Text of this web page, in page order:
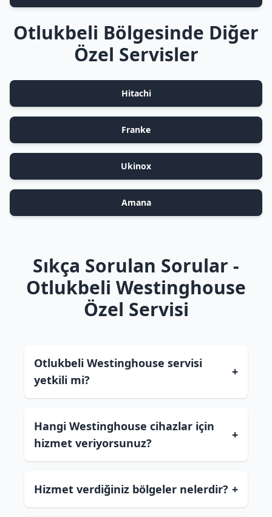
Otlukbeli Bölgesinde Diğer
Özel Servisler
Hitachi
Franke
Ukinox
Amana
Sıkça Sorulan Sorular -
Otlukbeli Westinghouse
Özel Servisi
Otlukbeli Westinghouse servisi
yetkili mi?
+
Hangi Westinghouse cihazlar için
hizmet veriyorsunuz?
+
Hizmet verdiğiniz bölgeler nelerdir? +